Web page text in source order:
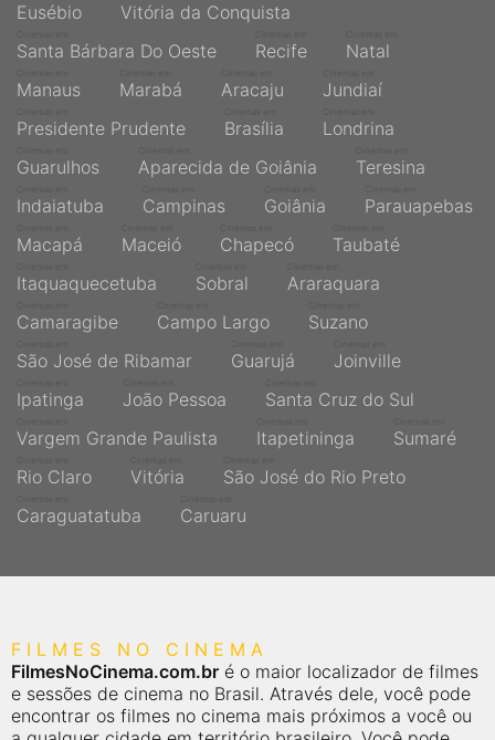
Eusébio Vitória da Conquista
Santa Bárbara Do Oeste Recife Natal
Manaus Marabá Aracaju Jundiaí
Presidente Prudente Brasília Londrina
Guarulhos Aparecida de Goiânia Teresina
Indaiatuba Campinas Goiânia Parauapebas
Macapá Maceió Chapecó Taubaté
Itaquaquecetuba Sobral Araraquara
Camaragibe Campo Largo Suzano
São José de Ribamar Guarujá Joinville
Ipatinga João Pessoa Santa Cruz do Sul
Vargem Grande Paulista Itapetininga Sumaré
Rio Claro Vitória São José do Rio Preto
Caraguatatuba Caruaru
FILMES NO CINEMA
FilmesNoCinema.com.br é o maior localizador de filmes
e sessões de cinema no Brasil. Através dele, você pode
encontrar os filmes no cinema mais próximos a você ou